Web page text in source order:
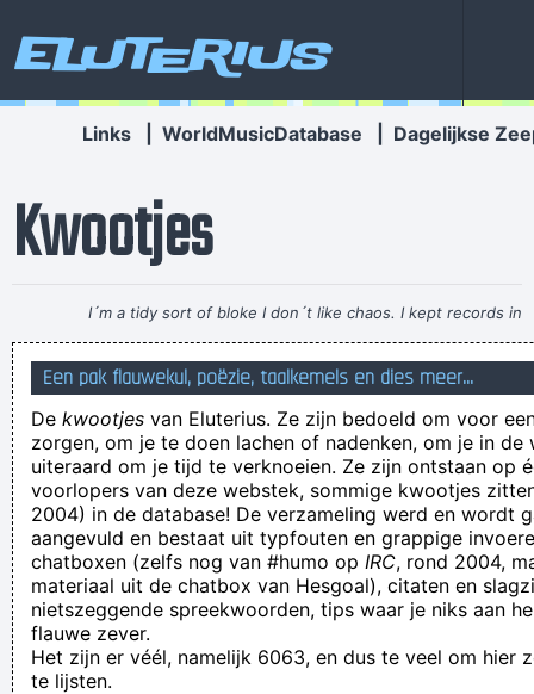
Eluterius
Links WorldMusicDatabase Dagelijkse
Kwootjes
I´m a tidy sort of bloke I don´t like chaos. I kept records in
the record rack, tea in the tea caddy, and pot in the pot box
~ George Harrison
deze week mag u lachen met de provincie die in
tegenwijzerszin naast de uwe ligt
Alana Beatriz Aires de Santana Dias
Tis bij mij thuis. En ik ben verantwordelijk voor brand en
evacuatie op mijn verdiep. Maar nen brandblusser kan er na 5
jaar zagen kan er niet af van de VUB. Tot er iets...
als er een schaap over de dam is staat het hek open
Een pak flauwekul, poëzie, taalkemels en dies meer...
De kwootjes van Eluterius. Ze zijn bedoeld om voor
zorgen, om je te doen lachen of nadenken, om je in de
uiteraard om je tijd te verknoeien. Ze zijn ontstaan op
voorlopers van deze webstek, sommige kwootjes
2004) in de database! De verzameling werd en wordt
aangevuld en bestaat uit typfouten en grappige
chatboxen (zelfs nog van #humo op IRC, rond 2004,
materiaal uit de chatbox van Hesgoal), citaten en
nietszeggende spreekwoorden, tips waar je niks aan
flauwe zever.
Het zijn er véél, namelijk 6063, en dus te veel om hier
te lijsten.